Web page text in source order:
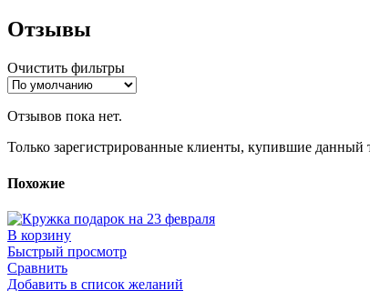
Отзывы
Очистить фильтры
Отзывов пока нет.
Только зарегистрированные клиенты, купившие данный
Похожие
В корзину
Быстрый просмотр
Сравнить
Добавить в список желаний